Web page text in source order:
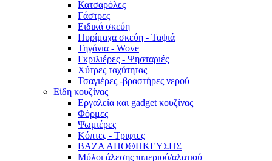
Κατσαρόλες
Γάστρες
Ειδικά σκεύη
Πυρίμαχα σκεύη - Ταψιά
Τηγάνια - Wove
Γκριλιέρες - Ψησταριές
Χύτρες ταχύτητας
Τσαγιέρες -βραστήρες νερού
Είδη κουζίνας
Εργαλεία και gadget κουζίνας
Φόρμες
Ψωμιέρες
Κόπτες - Τριφτες
ΒΑΖΑ ΑΠΟΘΗΚΕΥΣΗΣ
Μύλοι άλεσης πιπεριού/αλατιού